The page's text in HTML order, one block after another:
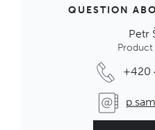
QUESTION
Petr
Product
+420